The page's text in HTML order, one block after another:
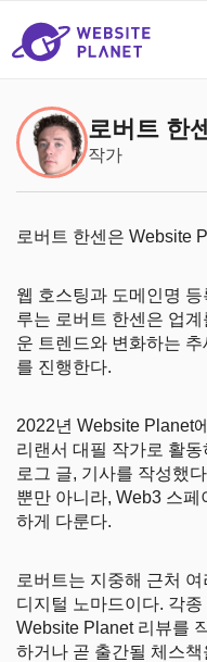
로버트 한
작가
로버트 한센은 Website
웹 호스팅과 도메인명
루는 로버트 한센은 업
운 트렌드와 변화하는
를 진행한다.
2022년 Website Planet
리랜서 대필 작가로 활
로그 글, 기사를 작성했
뿐만 아니라, Web3 스페
하게 다룬다.
로버트는 지중해 근처
디지털 노마드이다. 각
Website Planet 리뷰를
하거나 곧 출간될 체스